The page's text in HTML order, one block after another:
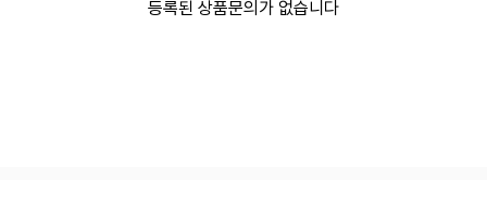
등록된 상품문의가 없습니다